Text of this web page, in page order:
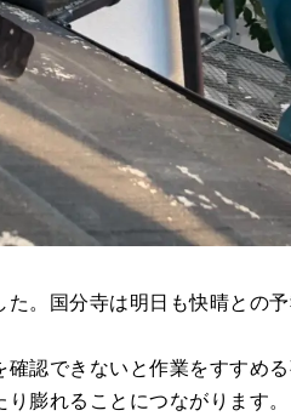
。国分寺は明日も快晴との
認できないと作業をすすめ
膨れることにつながります。